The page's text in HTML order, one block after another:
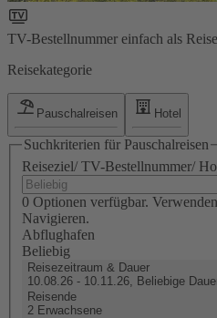
TV-Bestellnummer einfach als
Reisekategorie
Pauschalreisen Hotel
Suchkriterien für Pauschalreisen
Reiseziel/ TV-Bestellnummer/
0 Optionen verfügbar.
Navigieren.
Abflughafen
Beliebig
Reisezeitraum & Dauer
10.08.26 - 10.11.26, Beliebige
Reisende
2 Erwachsene